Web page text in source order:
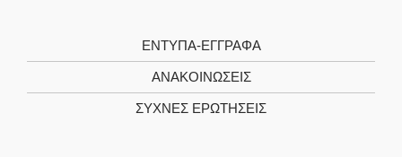
ΕΝΤΥΠΑ-ΕΓΓΡΑΦΑ
ΑΝΑΚΟΙΝΩΣΕΙΣ
ΣΥΧΝΕΣ ΕΡΩΤΗΣΕΙΣ